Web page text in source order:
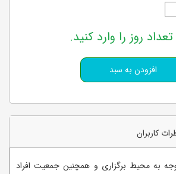
روز را وارد کنید.
کاربران
به محیط برگزاری و همچنین جمعیت افراد